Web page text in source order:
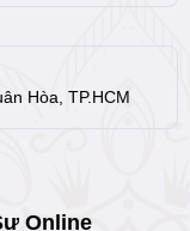
Hòa, TP.HCM
Online